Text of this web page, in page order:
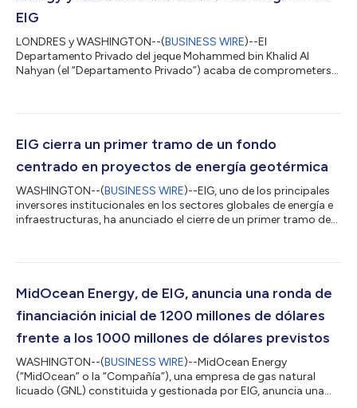
EIG
LONDRES y WASHINGTON--(BUSINESS WIRE)--El
Departamento Privado del jeque Mohammed bin Khalid Al
Nahyan (el “Departamento Privado”) acaba de comprometerse
licuado (GNL) constituida y administrada por EIG.
establecido una alianza estratégica destinada a captar capital,
generar oportunidades de inversión y desarrollar oportu...
EIG cierra un primer tramo de un fondo
centrado en proyectos de energía geotérmica
WASHINGTON--(BUSINESS WIRE)--EIG, uno de los principales
inversores institucionales en los sectores globales de energía e
infraestructuras, ha anunciado el cierre de un primer tramo de
geotérmicos de nueva generación en Estados Unidos. El Fondo
intermedias de desarrollo, con el objetivo de ayudar a los
MidOcean Energy, de EIG, anuncia una ronda de
financiación inicial de 1200 millones de dólares
frente a los 1000 millones de dólares previstos
WASHINGTON--(BUSINESS WIRE)--MidOcean Energy
(“MidOcean” o la “Compañía”), una empresa de gas natural
licuado (GNL) constituida y gestionada por EIG, anuncia una